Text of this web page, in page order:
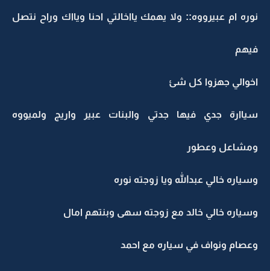
نوره ام عبيرووه:: ولا يهمك يااخالتي احنا ويااك وراح نتصل
فيهم
اخوالي جهزوا كل شئ
سياارة جدي فيها جدتي والبنات عبير واريج ولميووه
ومشاعل وعطور
وسياره خالي عبدالله ويا زوجته نوره
وسياره خالي خالد مع زوجته سهى وبنتهم امال
وعصام ونواف في سياره مع احمد